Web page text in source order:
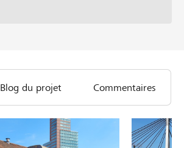
Blog du projet Commentaires